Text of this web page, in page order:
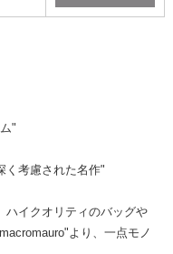
"
く考慮された名作"
ハイクオリティのバッグや
より、一点モノ